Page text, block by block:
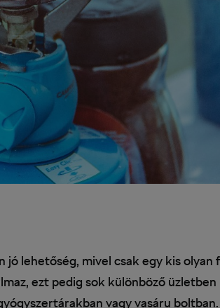
jó lehetőség, mivel csak egy kis olyan
ezt pedig sok különböző üzletben
vagy vasáru boltban.